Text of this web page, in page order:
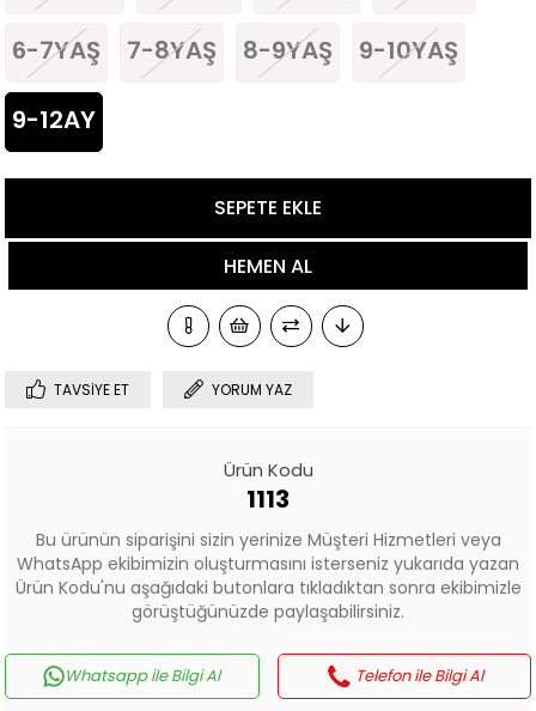
6-7YAŞ 7-8YAŞ 8-9YAŞ 9-10YAŞ
9-12AY
TAVSIYE ET YORUM YAZ
Ürün Kodu
1113
Bu ürünün siparişini sizin yerinize Müşteri Hizmetleri veya
WhatsApp ekibimizin oluşturmasını isterseniz yukarıda yazan
Ürün Kodu'nu aşağıdaki butonlara tıkladıktan sonra ekibimizle
görüştüğünüzde paylaşabilirsiniz.
Whatsapp ile Bilgi Al Telefon ile Bilgi Al